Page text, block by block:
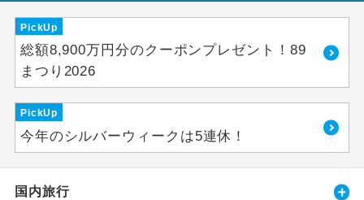
PickUp
総額8,900万円分のクーポンプレゼント！89
まつり2026
PickUp
今年のシルバーウィークは5連休！
国内旅行